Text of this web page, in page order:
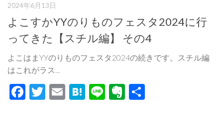
2024年6月13日
よこすかYYのりものフェスタ2024に行
ってきた【スチル編】 その4
よこはまYYのりものフェスタ2024の続きです。スチル編
はこれがラス...
Facebook
Twitter
EmailHatena
LineEvernote